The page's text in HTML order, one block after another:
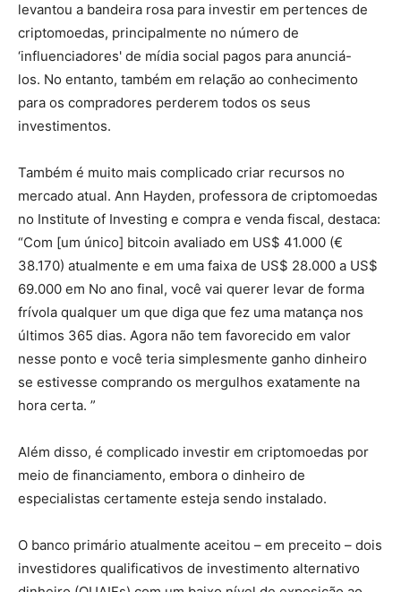
levantou a bandeira rosa para investir em pertences de
criptomoedas, principalmente no número de
‘influenciadores' de mídia social pagos para anunciá-
los. No entanto, também em relação ao conhecimento
para os compradores perderem todos os seus
investimentos.
Também é muito mais complicado criar recursos no
mercado atual. Ann Hayden, professora de criptomoedas
no Institute of Investing e compra e venda fiscal, destaca:
“Com [um único] bitcoin avaliado em US$ 41.000 (€
38.170) atualmente e em uma faixa de US$ 28.000 a US$
69.000 em No ano final, você vai querer levar de forma
frívola qualquer um que diga que fez uma matança nos
últimos 365 dias. Agora não tem favorecido em valor
nesse ponto e você teria simplesmente ganho dinheiro
se estivesse comprando os mergulhos exatamente na
hora certa. ”
Além disso, é complicado investir em criptomoedas por
meio de financiamento, embora o dinheiro de
especialistas certamente esteja sendo instalado.
O banco primário atualmente aceitou – em preceito – dois
investidores qualificativos de investimento alternativo